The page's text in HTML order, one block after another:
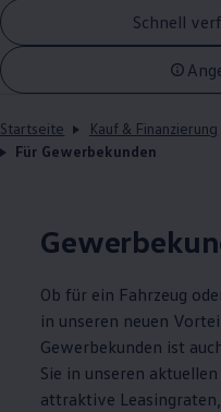
Schnell
Startseite Kauf & Finanzierung
Für Gewerbekunden
Ob für ein Fahrzeug
in unseren neuen
Gewerbekunden ist
Sie in unseren
attraktive